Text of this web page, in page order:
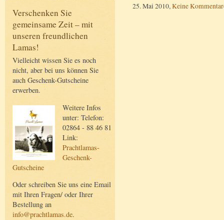
Verschenken Sie
gemeinsame Zeit – mit
unseren freundlichen
Lamas!
Vielleicht wissen Sie es noch
nicht, aber bei uns können Sie
auch Geschenk-Gutscheine
erwerben.
Weitere Infos
unter: Telefon:
02864 - 88 46 81
Link:
Prachtlamas-
Geschenk-
Gutscheine
Oder schreiben Sie uns eine Email
mit Ihren Fragen/ oder Ihrer
Bestellung an
info@prachtlamas.de.
25. Mai 2010,Keine